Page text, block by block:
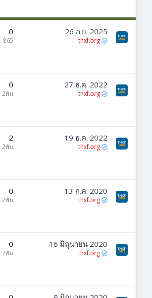
0
865
26 ก.ย. 2025
thxf.org
0
2พัน
27 ธ.ค. 2022
thxf.org
2
2พัน
19 ธ.ค. 2022
thxf.org
0
2พัน
13 ก.ค. 2020
thxf.org
0
7พัน
16 มิถุนายน 2020
thxf.org